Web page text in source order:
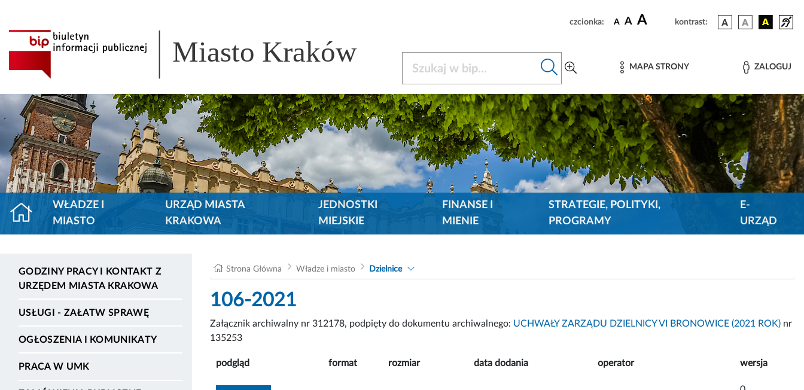
czcionka: A A A kontrast:
Miasto Kraków MAPA STRONY ZALOGUJ
WŁADZE I
MIASTO
URZĄD MIASTA
KRAKOWA
JEDNOSTKI
MIEJSKIE
FINANSE I
MIENIE
STRATEGIE, POLITYKI,
PROGRAMY
E-
URZĄD
GODZINY PRACY I KONTAKT Z
URZĘDEM MIASTA KRAKOWA
USŁUGI - ZAŁATW SPRAWĘ
OGŁOSZENIA I KOMUNIKATY
PRACA W UMK
Strona Główna Władze i miasto Dzielnice
106-2021
Załącznik archiwalny nr 312178, podpięty do dokumentu archiwalnego: UCHWAŁY ZARZĄDU DZIELNICY VI BRONOWICE (2021 ROK) nr
135253
podgląd format rozmiar data dodania operator wersja